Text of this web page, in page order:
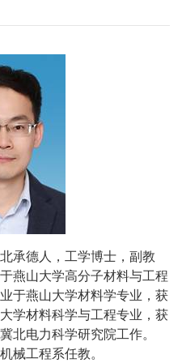
承德人，工学博士，副教
燕山大学高分子材料与工程
于燕山大学材料学专业，获
学材料科学与工程专业，获
北电力科学研究院工作。
械工程系任教。